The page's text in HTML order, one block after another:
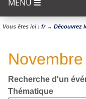
MENU
Vous êtes ici : fr→ Découvrez
Recherche d'un
Thématique